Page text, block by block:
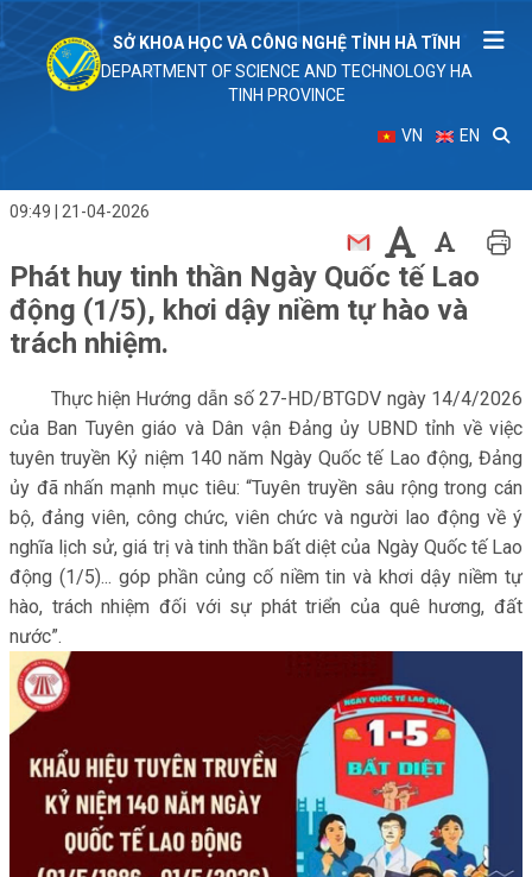
SỞ KHOA HỌC VÀ CÔNG NGHỆ TỈNH HÀ TĨNH
DEPARTMENT OF SCIENCE AND TECHNOLOGY HA
TINH PROVINCE
VN EN
09:49 | 21-04-2026
Phát huy tinh thần Ngày Quốc tế Lao
động (1/5), khơi dậy niềm tự hào và
trách nhiệm.
Thực hiện Hướng dẫn số 27-HD/BTGDV ngày 14/4/2026
của Ban Tuyên giáo và Dân vận Đảng ủy UBND tỉnh về việc
tuyên truyền Kỷ niệm 140 năm Ngày Quốc tế Lao động, Đảng
ủy đã nhấn mạnh mục tiêu: “Tuyên truyền sâu rộng trong cán
bộ, đảng viên, công chức, viên chức và người lao động về ý
nghĩa lịch sử, giá trị và tinh thần bất diệt của Ngày Quốc tế Lao
động (1/5)... góp phần củng cố niềm tin và khơi dậy niềm tự
hào, trách nhiệm đối với sự phát triển của quê hương, đất
nước”.